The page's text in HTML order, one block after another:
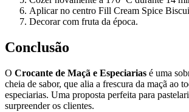
Aplicar no centro Fill Cream Spice
Decorar com fruta da época.
Conclusão
O Crocante de Maçã e Especiarias é uma
cheia de sabor, que alia a frescura da maçã ao
especiarias. Uma proposta perfeita para
surpreender os clientes.